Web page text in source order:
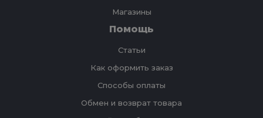
Магазины
Помощь
Статьи
Как оформить заказ
Способы оплаты
Обмен и возврат товара